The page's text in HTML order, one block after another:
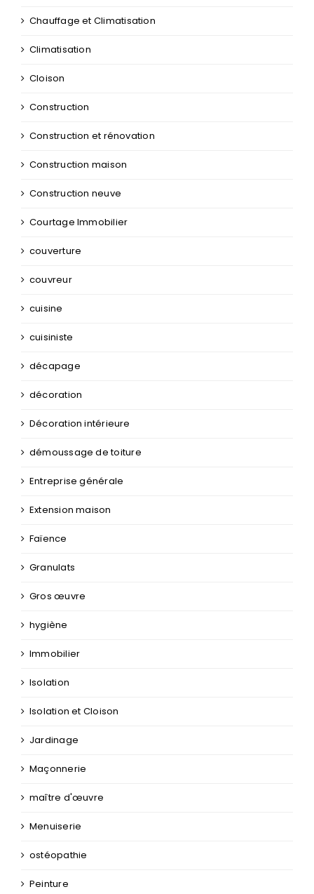
Chauffage et Climatisation
Climatisation
Cloison
Construction
Construction et rénovation
Construction maison
Construction neuve
Courtage Immobilier
couverture
couvreur
cuisine
cuisiniste
décapage
décoration
Décoration intérieure
démoussage de toiture
Entreprise générale
Extension maison
Faïence
Granulats
Gros œuvre
hygiène
Immobilier
Isolation
Isolation et Cloison
Jardinage
Maçonnerie
maître d'œuvre
Menuiserie
ostéopathie
Peinture